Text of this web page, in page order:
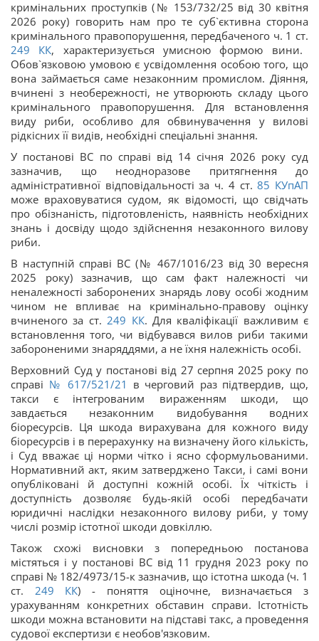
кримінальних проступків (№ 153/732/25 від 30 квітня
2026 року) говорить нам про те суб`єктивна сторона
кримінального правопорушення, передбаченого ч. 1 ст.
249 КК, характеризується умисною формою вини.
Обов`язковою умовою є усвідомлення особою того, що
вона займається саме незаконним промислом. Діяння,
вчинені з необережності, не утворюють складу цього
кримінального правопорушення. Для встановлення
виду риби, особливо для обвинувачення у вилові
рідкісних її видів, необхідні спеціальні знання.
У постанові ВС по справі від 14 січня 2026 року суд
зазначив, що неодноразове притягнення до
адміністративної відповідальності за ч. 4 ст. 85 КУпАП
може враховуватися судом, як відомості, що свідчать
про обізнаність, підготовленість, наявність необхідних
знань і досвіду щодо здійснення незаконного вилову
риби.
В наступній справі ВС (№ 467/1016/23 від 30 вересня
2025 року) зазначив, що сам факт належності чи
неналежності заборонених знарядь лову особі жодним
чином не впливає на кримінально-правову оцінку
вчиненого за ст. 249 КК. Для кваліфікації важливим є
встановлення того, чи відбувався вилов риби такими
забороненими знаряддями, а не їхня належність особі.
Верховний Суд у постанові від 27 серпня 2025 року по
справі № 617/521/21 в черговий раз підтвердив, що,
такси є інтегрованим вираженням шкоди, що
завдається незаконним видобування водних
біоресурсів. Ця шкода вирахувана для кожного виду
біоресурсів і в перерахунку на визначену його кількість,
і Суд вважає ці норми чітко і ясно сформульованими.
Нормативний акт, яким затверджено Такси, і самі вони
опубліковані й доступні кожній особі. Їх чіткість і
доступність дозволяє будь-якій особі передбачати
юридичні наслідки незаконного вилову риби, у тому
числі розмір істотної шкоди довкіллю.
Також схожі висновки з попередньою постанова
містяться і у постанові ВС від 11 грудня 2023 року по
справі № 182/4973/15-к зазначив, що істотна шкода (ч. 1
ст. 249 КК) - поняття оціночне, визначається з
урахуванням конкретних обставин справи. Істотність
шкоди можна встановити на підставі такс, а проведення
судової експертизи є необов'язковим.